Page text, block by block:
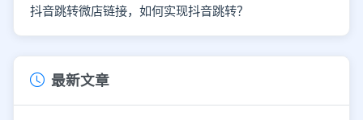
抖音跳转微店链接，如何实现抖音跳转？
最新文章